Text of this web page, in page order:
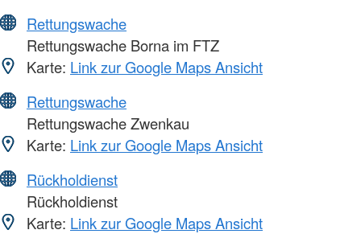
Rettungswache
Rettungswache Borna im FTZ
Karte: Link zur Google Maps Ansicht
Rettungswache
Rettungswache Zwenkau
Karte: Link zur Google Maps Ansicht
Rückholdienst
Rückholdienst
Karte: Link zur Google Maps Ansicht